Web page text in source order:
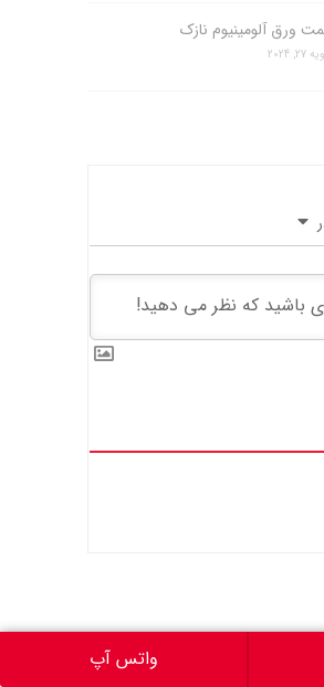
ورق آلومینیوم نازک
2024
واتس آپ